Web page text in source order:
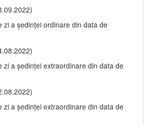
zi a şedinţei ordinare din data de
zi a şedinţei extraordinare din data de
zi a şedinţei extraordinare din data de